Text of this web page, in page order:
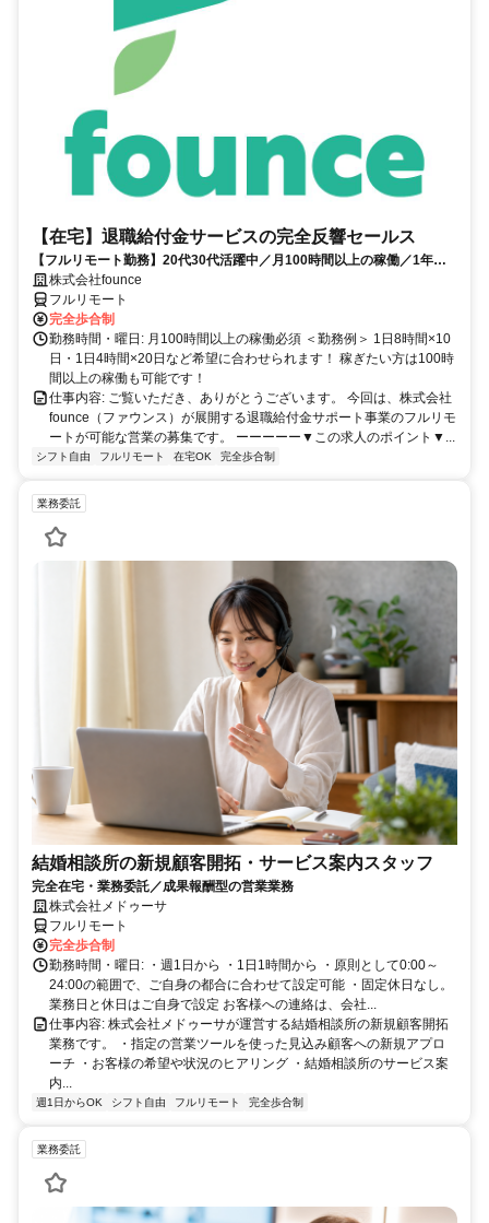
【在宅】退職給付金サービスの完全反響セールス
【フルリモート勤務】20代30代活躍中／月100時間以上の稼働／1年目
の最高月収100万円／営業経験1年あればOK／アポ取りなし提案のみ／
研修制度充実
株式会社founce
フルリモート
完全歩合制
勤務時間・曜日: 月100時間以上の稼働必須 ＜勤務例＞ 1日8時間×10
日・1日4時間×20日など希望に合わせられます！ 稼ぎたい方は100時
間以上の稼働も可能です！
仕事内容: ご覧いただき、ありがとうございます。 今回は、株式会社
founce（ファウンス）が展開する退職給付金サポート事業のフルリモ
ートが可能な営業の募集です。 ーーーーー▼この求人のポイント▼...
シフト自由 フルリモート 在宅OK 完全歩合制
業務委託
結婚相談所の新規顧客開拓・サービス案内スタッフ
完全在宅・業務委託／成果報酬型の営業業務
株式会社メドゥーサ
フルリモート
完全歩合制
勤務時間・曜日: ・週1日から ・1日1時間から ・原則として0:00～
24:00の範囲で、ご自身の都合に合わせて設定可能 ・固定休日なし。
業務日と休日はご自身で設定 お客様への連絡は、会社...
仕事内容: 株式会社メドゥーサが運営する結婚相談所の新規顧客開拓
業務です。 ・指定の営業ツールを使った見込み顧客への新規アプロ
ーチ ・お客様の希望や状況のヒアリング ・結婚相談所のサービス案
内...
週1日からOK シフト自由 フルリモート 完全歩合制
業務委託